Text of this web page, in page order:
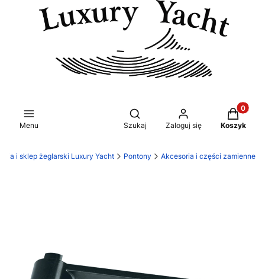
Menu
Otwórz wyszukiwarkę
Szukaj Zaloguj się Koszyk
i sklep żeglarski Luxury Yacht Pontony Akcesoria i części zamienne